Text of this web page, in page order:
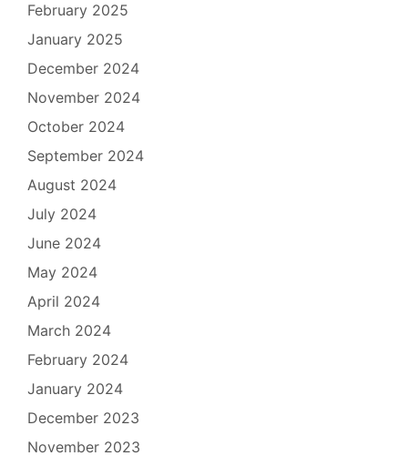
February 2025
January 2025
December 2024
November 2024
October 2024
September 2024
August 2024
July 2024
June 2024
May 2024
April 2024
March 2024
February 2024
January 2024
December 2023
November 2023